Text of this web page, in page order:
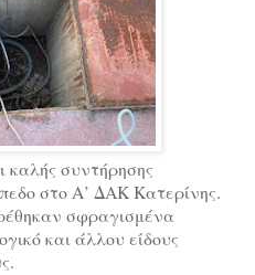
καλής συντήρησης
στο Α’ ΔΑΚ Κατερίνης.
σφραγισμένα
και άλλου είδους